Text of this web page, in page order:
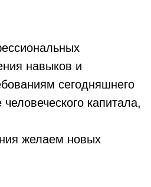
навыков и
сегодняшнего
капитала,
желаем новых